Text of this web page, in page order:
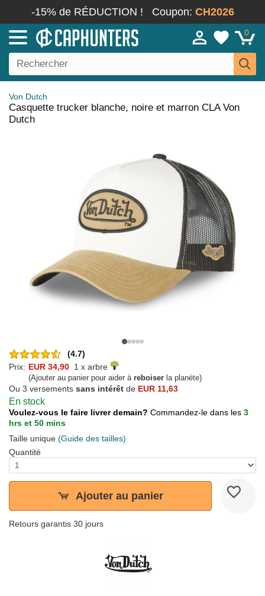
-15% de RÉDUCTION ! Coupon: CH2026
0
Von Dutch
Casquette trucker blanche, noire et marron CLA Von
Dutch
(4.7)
Prix: EUR 34,90 1 x arbre
(Ajouter au panier pour aider à reboiser la planète)
Ou 3 versements sans intérêt de EUR 11,63
En stock
Voulez-vous le faire livrer demain? Commandez-le dans les 3
hrs et 50 mins
Taille unique (Guide des tailles)
Quantité
Ajouter au panier
Retours garantis 30 jours